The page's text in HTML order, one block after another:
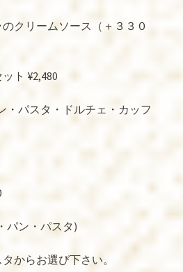
クリームソース（＋３３０
ト ¥2,480
・パスタ・ドルチェ・カッフ
パン・パスタ)
からお選び下さい。